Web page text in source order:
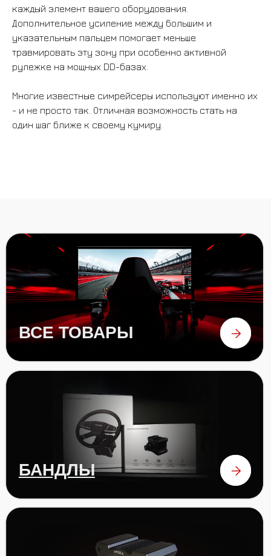
каждый элемент вашего оборудования.
Дополнительное усиление между большим и
указательным пальцем помогает меньше
травмировать эту зону при особенно активной
рулежке на мощных DD-базах.
Многие известные симрейсеры используют именно их
- и не просто так. Отличная возможность стать на
один шаг ближе к своему кумиру.
БАЗЫ
ПЕДАЛИ